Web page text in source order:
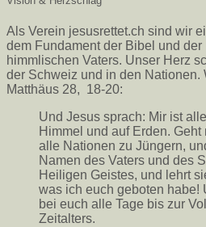
Als Verein jesusrettet.ch sind wir
dem Fundament der Bibel und
himmlischen Vaters. Unser Herz
der Schweiz und in den Nationen.
Matthäus 28, 18-20:
Und Jesus sprach: Mir ist
Himmel und auf Erden.
alle Nationen zu Jüngern,
Namen des Vaters und des
Heiligen Geistes, und lehrt
was ich euch geboten habe!
bei euch alle Tage bis zur
Zeitalters.